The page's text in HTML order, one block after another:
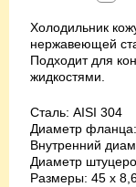
Холодильник
нержавеющей
Подходит для
жидкостями.
Сталь: AISI 304
Диаметр
Внутренний
Диаметр
Размеры: 45 х